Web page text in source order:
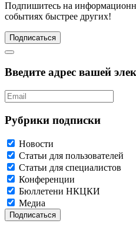
Подпишитесь на
событиях быстрее других!
Подписаться
Введите адрес вашей
Рубрики подписки
Новости
Статьи для пользователей
Статьи для специалистов
Конференции
Бюллетени НКЦКИ
Медиа